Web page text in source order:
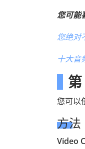
您可能
您绝对
十大音
您可以
方法
Video